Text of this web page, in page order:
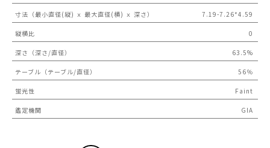
寸法（最小直径(縦) ｘ 最大直径(横) ｘ 深さ） 7.19-7.26*4.59
縦横比 0
深さ（深さ/直径） 63.5%
テーブル（テーブル/直径） 56％
蛍光性 Faint
鑑定機関 GIA